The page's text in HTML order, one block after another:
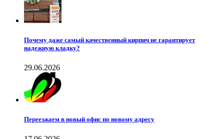
Почему даже самый качественный кирпич не гарантирует
надежную кладку?
29.06.2026
Переезжаем в новый офис по новому адресу